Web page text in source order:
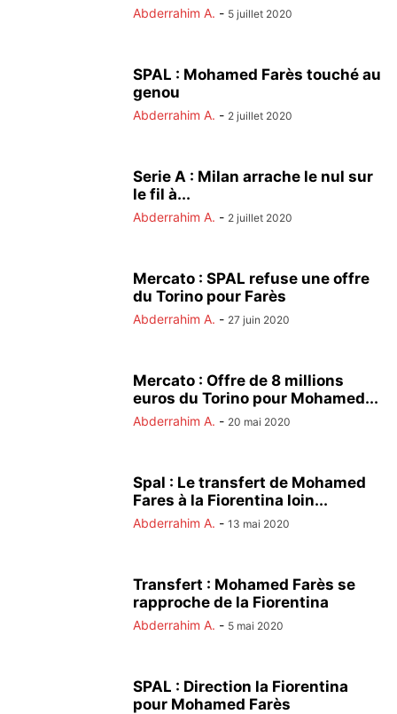
Abderrahim A. - 5 juillet 2020
SPAL : Mohamed Farès touché au
genou
Abderrahim A. - 2 juillet 2020
Serie A : Milan arrache le nul sur
le fil à...
Abderrahim A. - 2 juillet 2020
Mercato : SPAL refuse une offre
du Torino pour Farès
Abderrahim A. - 27 juin 2020
Mercato : Offre de 8 millions
euros du Torino pour Mohamed...
Abderrahim A. - 20 mai 2020
Spal : Le transfert de Mohamed
Fares à la Fiorentina loin...
Abderrahim A. - 13 mai 2020
Transfert : Mohamed Farès se
rapproche de la Fiorentina
Abderrahim A. - 5 mai 2020
SPAL : Direction la Fiorentina
pour Mohamed Farès